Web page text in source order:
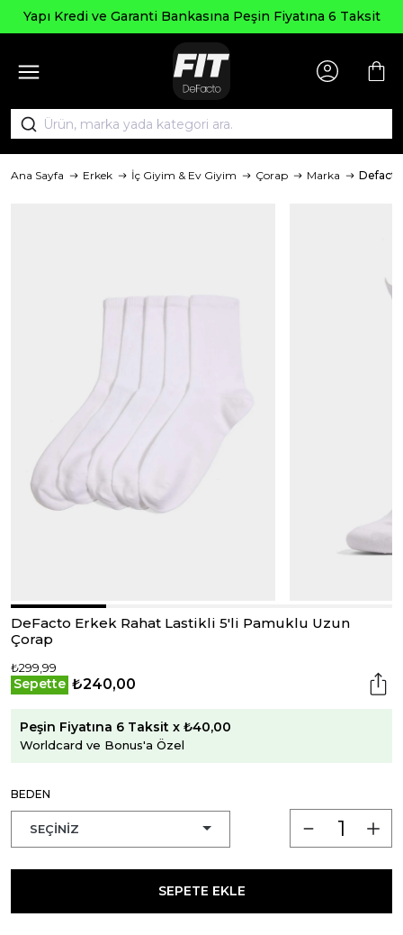
Yapı Kredi ve Garanti Bankasına Peşin Fiyatına 6 Taksit
Ana Sayfa Erkek İç Giyim & Ev Giyim Çorap Marka Defacto
DeFacto Erkek Rahat Lastikli 5'li Pamuklu Uzun
Çorap
₺299,99
Sepette ₺240,00
Peşin Fiyatına 6 Taksit x ₺40,00
Worldcard ve Bonus'a Özel
BEDEN
SEPETE EKLE